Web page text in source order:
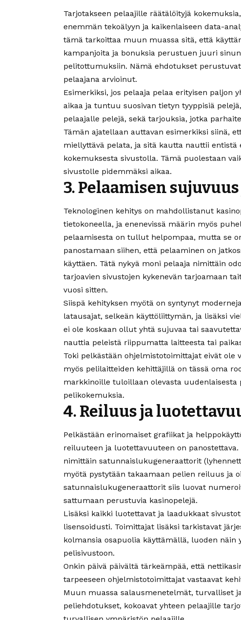
Tarjotakseen pelaajille räätälöityjä
enemmän tekoälyyn ja kaikenlaiseen data-
tämä tarkoittaa muun muassa sitä, että
kampanjoita ja bonuksia perustuen juuri
pelitottumuksiin. Nämä ehdotukset
pelaajana arvioinut.
Esimerkiksi, jos pelaaja pelaa erityisen paljon
aikaa ja tuntuu suosivan tietyn tyyppisiä
pelaajalle pelejä, sekä tarjouksia, jotka
Tämän ajatellaan auttavan esimerkiksi siinä,
miellyttävä pelata, ja sitä kautta nauttii
kokemuksesta sivustolla. Tämä puolestaan
sivustolle pidemmäksi aikaa.
3. Pelaamisen
Teknologinen kehitys on mahdollistanut
tietokoneella, ja enenevissä määrin myös
pelaamisesta on tullut helpompaa, mutta se
panostamaan siihen, että pelaaminen on
käyttäen. Tätä nykyä moni pelaaja nimittäin
tarjoavien sivustojen kykenevän tarjoamaan
vuosi sitten.
Siispä kehityksen myötä on syntynyt
latausajat, selkeän käyttöliittymän, ja lisäksi
ei ole koskaan ollut yhtä sujuvaa tai
nauttia peleistä riippumatta laitteesta tai
Toki pelkästään ohjelmistotoimittajat eivät ole
myös pelilaitteiden kehittäjillä on tässä oma
markkinoille tuloillaan olevasta uudenlaisesta
pelikokemuksia.
4. Reiluus ja
Pelkästään erinomaiset grafiikat ja
reiluuteen ja luotettavuuteen on
nimittäin satunnaislukugeneraattorit
myötä pystytään takaamaan pelien reiluus ja
satunnaislukugeneraattorit siis luovat
sattumaan perustuvia kasinopelejä.
Lisäksi kaikki luotettavat ja laadukkaat
lisensoidusti. Toimittajat lisäksi tarkistavat
kolmansia osapuolia käyttämällä, luoden näin
pelisivustoon.
Onkin päivä päivältä tärkeämpää, että
tarpeeseen ohjelmistotoimittajat vastaavat
Muun muassa salausmenetelmät, turvalliset
peliehdotukset, kokoavat yhteen pelaajille